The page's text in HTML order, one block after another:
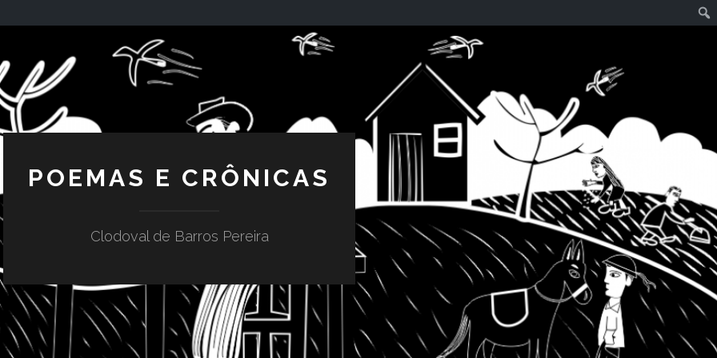
POEMAS E CRÔNICAS
Clodoval de Barros Pereira